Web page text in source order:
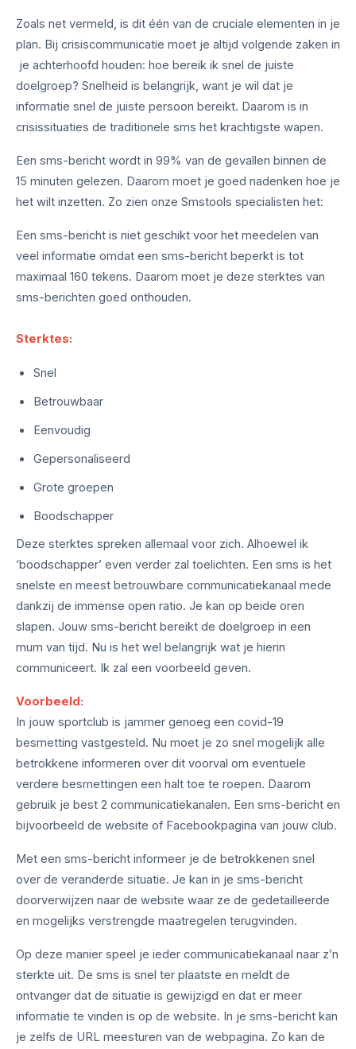
Zoals net vermeld, is dit één van de cruciale elementen in je
plan. Bij crisiscommunicatie moet je altijd volgende zaken in
je achterhoofd houden: hoe bereik ik snel de juiste
doelgroep? Snelheid is belangrijk, want je wil dat je
informatie snel de juiste persoon bereikt. Daarom is in
crisissituaties de traditionele sms het krachtigste wapen.
Een sms-bericht wordt in 99% van de gevallen binnen de
15 minuten gelezen. Daarom moet je goed nadenken hoe je
het wilt inzetten. Zo zien onze Smstools specialisten het:
Een sms-bericht is niet geschikt voor het meedelen van
veel informatie omdat een sms-bericht beperkt is tot
maximaal 160 tekens. Daarom moet je deze sterktes van
sms-berichten goed onthouden.
Sterktes:
Snel
Betrouwbaar
Eenvoudig
Gepersonaliseerd
Grote groepen
Boodschapper
Deze sterktes spreken allemaal voor zich. Alhoewel ik
‘boodschapper’ even verder zal toelichten. Een sms is het
snelste en meest betrouwbare communicatiekanaal mede
dankzij de immense open ratio. Je kan op beide oren
slapen. Jouw sms-bericht bereikt de doelgroep in een
mum van tijd. Nu is het wel belangrijk wat je hierin
communiceert. Ik zal een voorbeeld geven.
Voorbeeld:
In jouw sportclub is jammer genoeg een covid-19
besmetting vastgesteld. Nu moet je zo snel mogelijk alle
betrokkene informeren over dit voorval om eventuele
verdere besmettingen een halt toe te roepen. Daarom
gebruik je best 2 communicatiekanalen. Een sms-bericht en
bijvoorbeeld de website of Facebookpagina van jouw club.
Met een sms-bericht informeer je de betrokkenen snel
over de veranderde situatie. Je kan in je sms-bericht
doorverwijzen naar de website waar ze de gedetailleerde
en mogelijks verstrengde maatregelen terugvinden.
Op deze manier speel je ieder communicatiekanaal naar z’n
sterkte uit. De sms is snel ter plaatste en meldt de
ontvanger dat de situatie is gewijzigd en dat er meer
informatie te vinden is op de website. In je sms-bericht kan
je zelfs de URL meesturen van de webpagina. Zo kan de